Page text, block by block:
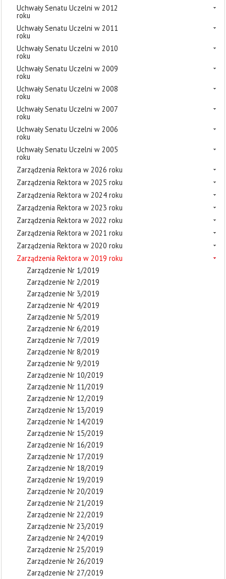
Uchwały Senatu Uczelni w 2012
roku
Uchwały Senatu Uczelni w 2011
roku
Uchwały Senatu Uczelni w 2010
roku
Uchwały Senatu Uczelni w 2009
roku
Uchwały Senatu Uczelni w 2008
roku
Uchwały Senatu Uczelni w 2007
roku
Uchwały Senatu Uczelni w 2006
roku
Uchwały Senatu Uczelni w 2005
roku
Zarządzenia Rektora w 2026 roku
Zarządzenia Rektora w 2025 roku
Zarządzenia Rektora w 2024 roku
Zarządzenia Rektora w 2023 roku
Zarządzenia Rektora w 2022 roku
Zarządzenia Rektora w 2021 roku
Zarządzenia Rektora w 2020 roku
Zarządzenia Rektora w 2019 roku
Zarządzenie Nr 1/2019
Zarządzenie Nr 2/2019
Zarządzenie Nr 3/2019
Zarządzenie Nr 4/2019
Zarządzenie Nr 5/2019
Zarządzenie Nr 6/2019
Zarządzenie Nr 7/2019
Zarządzenie Nr 8/2019
Zarządzenie Nr 9/2019
Zarządzenie Nr 10/2019
Zarządzenie Nr 11/2019
Zarządzenie Nr 12/2019
Zarządzenie Nr 13/2019
Zarządzenie Nr 14/2019
Zarządzenie Nr 15/2019
Zarządzenie Nr 16/2019
Zarządzenie Nr 17/2019
Zarządzenie Nr 18/2019
Zarządzenie Nr 19/2019
Zarządzenie Nr 20/2019
Zarządzenie Nr 21/2019
Zarządzenie Nr 22/2019
Zarządzenie Nr 23/2019
Zarządzenie Nr 24/2019
Zarządzenie Nr 25/2019
Zarządzenie Nr 26/2019
Zarządzenie Nr 27/2019